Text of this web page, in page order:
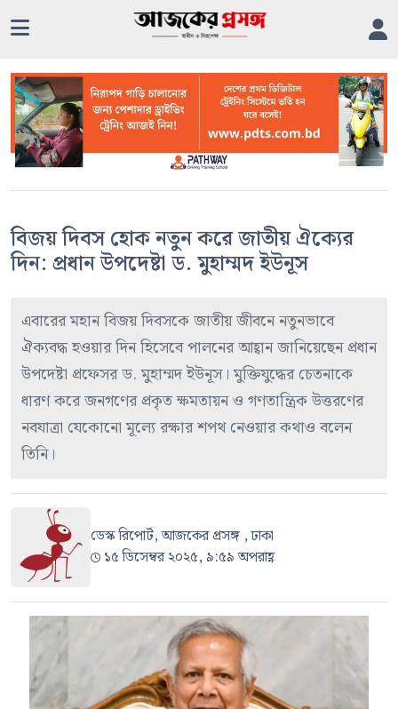
বিজয় দিবস হোক নতুন করে জাতীয় ঐক্যের
দিন: প্রধান উপদেষ্টা ড. মুহাম্মদ ইউনূস
এবারের মহান বিজয় দিবসকে জাতীয় জীবনে নতুনভাবে
ঐক্যবদ্ধ হওয়ার দিন হিসেবে পালনের আহ্বান জানিয়েছেন প্রধান
উপদেষ্টা প্রফেসর ড. মুহাম্মদ ইউনূস। মুক্তিযুদ্ধের চেতনাকে
ধারণ করে জনগণের প্রকৃত ক্ষমতায়ন ও গণতান্ত্রিক উত্তরণের
নবযাত্রা যেকোনো মূল্যে রক্ষার শপথ নেওয়ার কথাও বলেন
তিনি।
ডেস্ক রিপোর্ট, আজকের প্রসঙ্গ , ঢাকা
১৫ ডিসেম্বর ২০২৫, ৯:৫৯ অপরাহ্ণ